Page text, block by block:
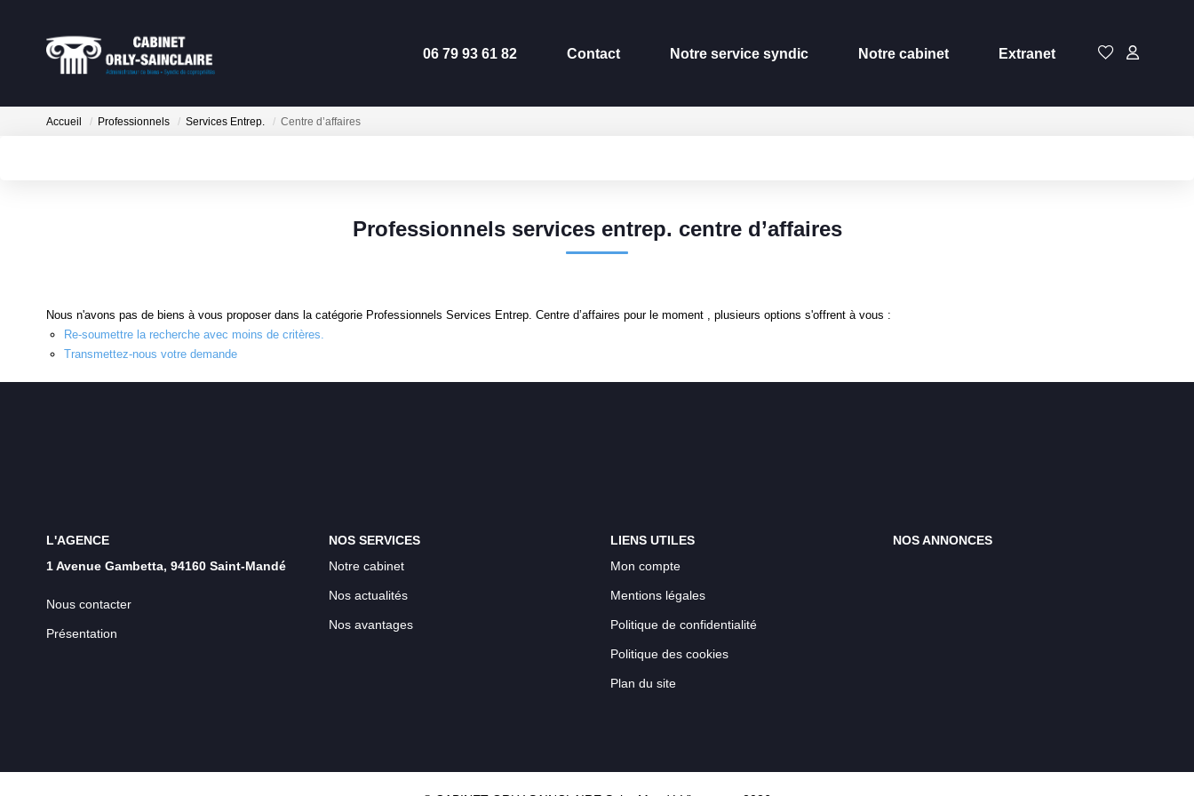
06 79 93 61 82 Contact Notre service syndic Notre cabinet Extranet
Accueil Professionnels Services Entrep. Centre d’affaires
Professionnels services entrep. centre d’affaires
Nous n'avons pas de biens à vous proposer dans la catégorie Professionnels Services Entrep. Centre d’affaires pour le moment , plusieurs options s'offrent à vous :
Re-soumettre la recherche avec moins de critères.
Transmettez-nous votre demande
L'AGENCE
1 Avenue Gambetta, 94160 Saint-Mandé
Nous contacter
Présentation
NOS SERVICES
Notre cabinet
Nos actualités
Nos avantages
LIENS UTILES
Mon compte
Mentions légales
Politique de confidentialité
Politique des cookies
Plan du site
NOS ANNONCES